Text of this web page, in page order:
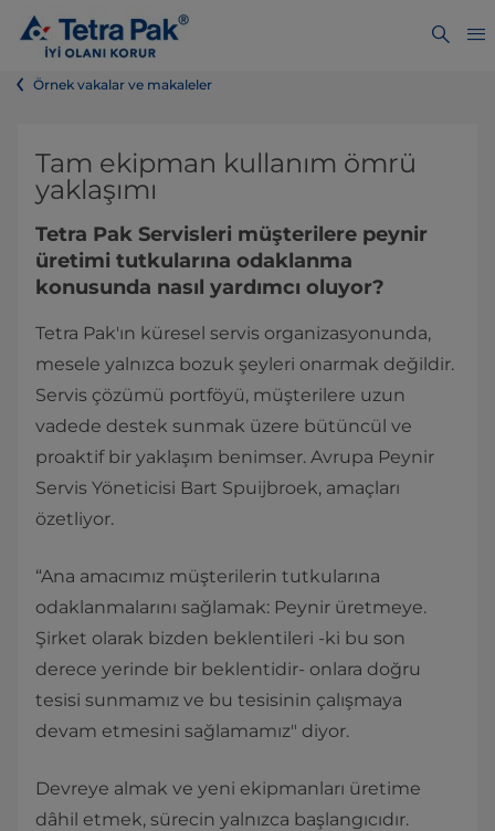
Örnek vakalar ve makaleler
Tam ekipman kullanım ömrü
yaklaşımı
Tetra Pak Servisleri müşterilere peynir
üretimi tutkularına odaklanma
konusunda nasıl yardımcı oluyor?
Tetra Pak'ın küresel servis organizasyonunda,
mesele yalnızca bozuk şeyleri onarmak değildir.
Servis çözümü portföyü, müşterilere uzun
vadede destek sunmak üzere bütüncül ve
proaktif bir yaklaşım benimser. Avrupa Peynir
Servis Yöneticisi Bart Spuijbroek, amaçları
özetliyor.
“Ana amacımız müşterilerin tutkularına
odaklanmalarını sağlamak: Peynir üretmeye.
Şirket olarak bizden beklentileri -ki bu son
derece yerinde bir beklentidir- onlara doğru
tesisi sunmamız ve bu tesisinin çalışmaya
devam etmesini sağlamamız" diyor.
Devreye almak ve yeni ekipmanları üretime
dâhil etmek, sürecin yalnızca başlangıcıdır.